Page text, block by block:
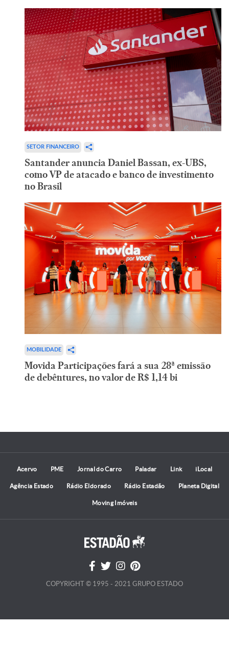
SETOR FINANCEIRO
Santander anuncia Daniel Bassan, ex-UBS,
como VP de atacado e banco de investimento
no Brasil
MOBILIDADE
Movida Participações fará a sua 28ª emissão
de debêntures, no valor de R$ 1,14 bi
Acervo PME Jornal do Carro Paladar Link iLocal
Agência Estado Rádio Eldorado Rádio Estadão Planeta Digital
Moving Imóveis
COPYRIGHT © 1995 - 2021 GRUPO ESTADO